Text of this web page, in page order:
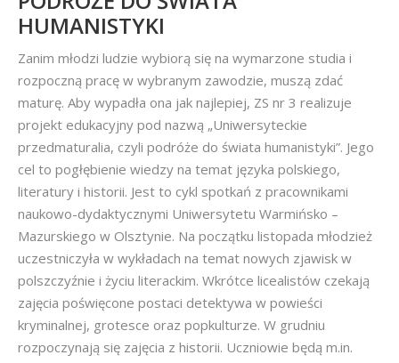
HUMANISTYKI
Zanim młodzi ludzie wybiorą się na wymarzone studia i
rozpoczną pracę w wybranym zawodzie, muszą zdać
maturę. Aby wypadła ona jak najlepiej, ZS nr 3 realizuje
projekt edukacyjny pod nazwą „Uniwersyteckie
przedmaturalia, czyli podróże do świata humanistyki”. Jego
cel to pogłębienie wiedzy na temat języka polskiego,
literatury i historii. Jest to cykl spotkań z pracownikami
naukowo-dydaktycznymi Uniwersytetu Warmińsko –
Mazurskiego w Olsztynie. Na początku listopada młodzież
uczestniczyła w wykładach na temat nowych zjawisk w
polszczyźnie i życiu literackim. Wkrótce licealistów czekają
zajęcia poświęcone postaci detektywa w powieści
kryminalnej, grotesce oraz popkulturze. W grudniu
rozpoczynają się zajęcia z historii. Uczniowie będą m.in.